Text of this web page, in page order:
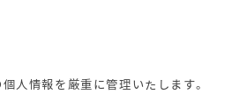
人情報を厳重に管理いたします。